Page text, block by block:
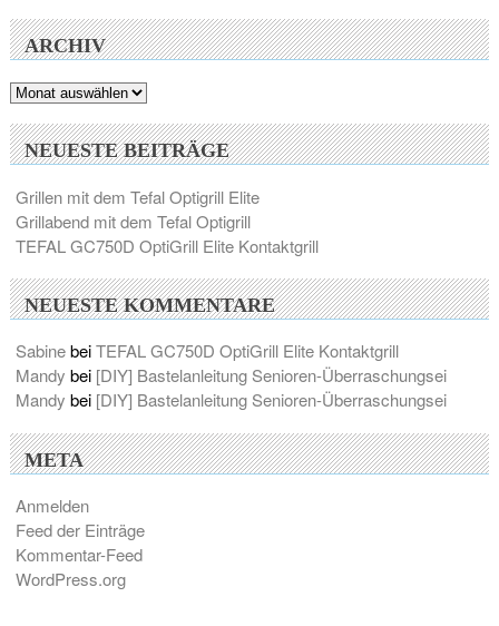
ARCHIV
Archiv
NEUESTE BEITRÄGE
Grillen mit dem Tefal Optigrill Elite
Grillabend mit dem Tefal Optigrill
TEFAL GC750D OptiGrill Elite Kontaktgrill
NEUESTE KOMMENTARE
SabinebeiTEFAL GC750D OptiGrill Elite Kontaktgrill
Mandy bei [DIY] Bastelanleitung Senioren-Überraschungsei
Mandy bei [DIY] Bastelanleitung Senioren-Überraschungsei
META
Anmelden
Feed der Einträge
Kommentar-Feed
WordPress.org